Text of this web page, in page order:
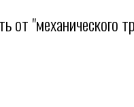
от "механического